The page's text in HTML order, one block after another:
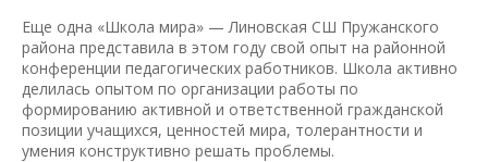
Еще одна «Школа мира» — Линовская СШ Пружанского
района представила в этом году свой опыт на районной
конференции педагогических работников. Школа активно
делилась опытом по организации работы по
формированию активной и ответственной гражданской
позиции учащихся, ценностей мира, толерантности и
умения конструктивно решать проблемы.